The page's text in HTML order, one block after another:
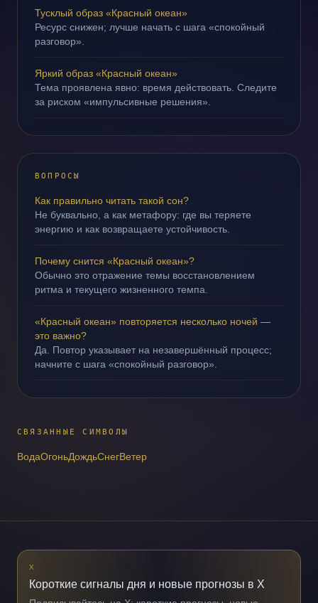
Тусклый образ «Красный океан»
Ресурс снижен; лучше начать с шага «спокойный
разговор».
Яркий образ «Красный океан»
Тема проявлена явно: время действовать. Следите
за риском «импульсивные решения».
ВОПРОСЫ
Как правильно читать такой сон?
Не буквально, а как метафору: где вы теряете
энергию и как возвращаете устойчивость.
Почему снится «Красный океан»?
Обычно это отражение темы восстановлением
ритма и текущего жизненного темпа.
«Красный океан» повторяется несколько ночей —
это важно?
Да. Повтор указывает на незавершённый процесс;
начните с шага «спокойный разговор».
СВЯЗАННЫЕ СИМВОЛЫ
ВодаОгоньДождьСнегВетер
X
Короткие сигналы дня и новые прогнозы в X